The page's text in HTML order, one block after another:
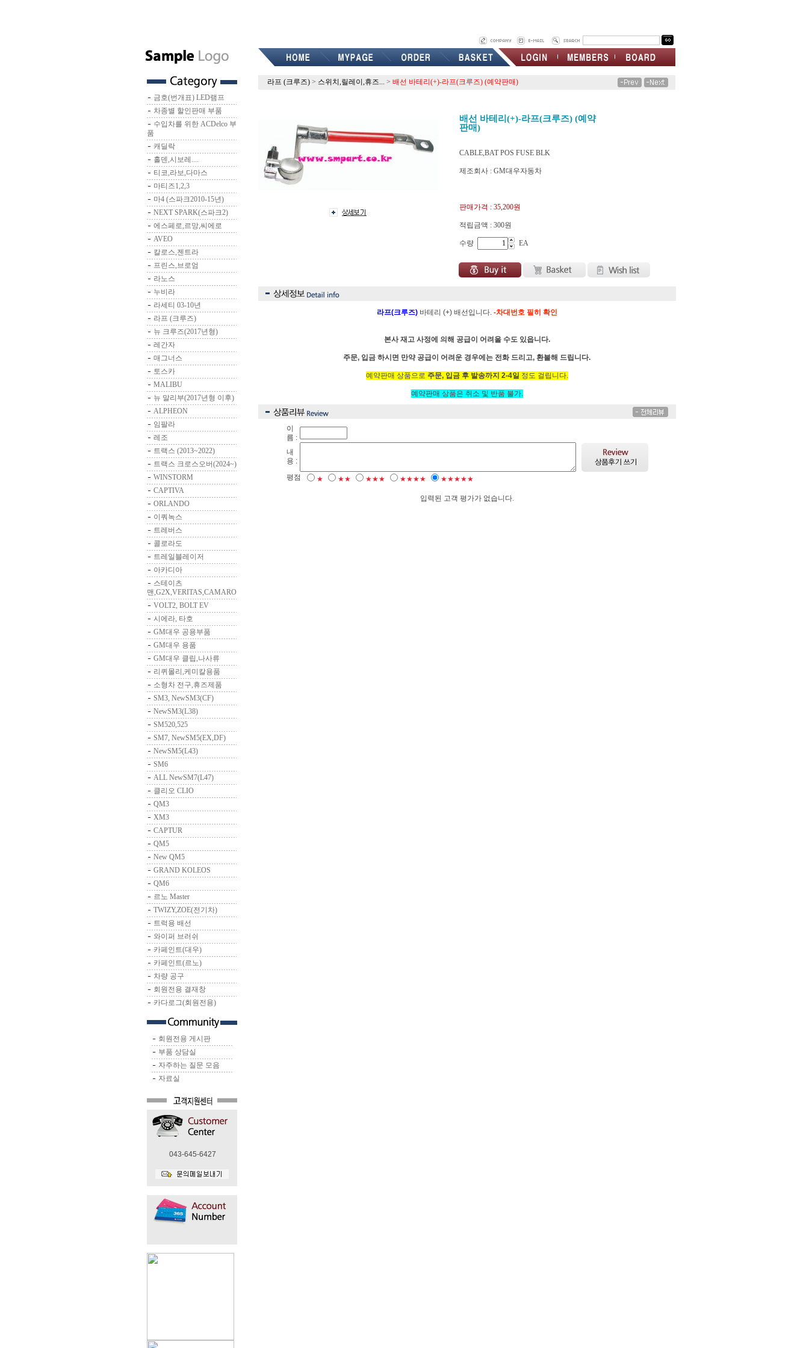
금호(번개표) LED램프
차종별 할인판매 부품
수입차를 위한 ACDelco 부
품
캐딜락
홀덴,시보레....
티코,라보,다마스
마티즈1,2,3
마4 (스파크2010-15년)
NEXT SPARK(스파크2)
에스페로,르망,씨에로
AVEO
칼로스,젠트라
프린스,브로엄
라노스
누비라
라세티 03-10년
라프 (크루즈)
뉴 크루즈(2017년형)
레간자
매그너스
토스카
MALIBU
뉴 말리부(2017년형 이후)
ALPHEON
임팔라
레조
트랙스 (2013~2022)
트랙스 크로스오버(2024~)
WINSTORM
CAPTIVA
ORLANDO
이쿼녹스
트레버스
콜로라도
트레일블레이저
아카디아
스테이츠
맨,G2X,VERITAS,CAMARO
VOLT2, BOLT EV
시에라, 타호
GM대우 공용부품
GM대우 용품
GM대우 클립,나사류
리퀴몰리,케미칼용품
소형차 전구,휴즈제품
SM3, NewSM3(CF)
NewSM3(L38)
SM520,525
SM7, NewSM5(EX,DF)
NewSM5(L43)
SM6
ALL NewSM7(L47)
클리오 CLIO
QM3
XM3
CAPTUR
QM5
New QM5
GRAND KOLEOS
QM6
르노 Master
TWIZY,ZOE(전기차)
트럭용 배선
와이퍼 브러쉬
카페인트(대우)
카페인트(르노)
차량 공구
회원전용 결재창
카다로그(회원전용)
회원전용 게시판
부품 상담실
자주하는 질문 모음
자료실
043-645-6427
라프 (크루즈) > 스위치,릴레이,휴즈... > 배선 바테리(+)-라프(크루즈) (예약판매)
배선 바테리(+)-라프(크루즈) (예약
판매)
CABLE,BAT POS FUSE BLK
제조회사 : GM대우자동차
판매가격 : 35,200원
적립금액 : 300원
수량 EA
라프(크루즈) 바테리 (+) 배선입니다.-차대번호 필히 확인
본사 재고 사정에 의해 공급이 어려울 수도 있읍니다.
주문, 입금 하시면 만약 공급이 어려운 경우에는 전화 드리고, 환불해 드립니다.
예약판매 상품으로 주문, 입금 후 발송까지 2-4일 정도 걸립니다.
예약판매 상품은 취소 및 반품 불가.
이
름 :
내
용 :
평점
★ ★★ ★★★ ★★★★ ★★★★★
입력된 고객 평가가 없습니다.